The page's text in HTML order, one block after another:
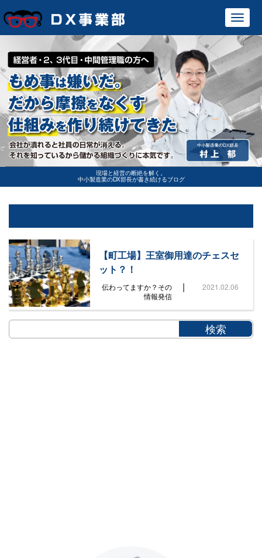
現場と経営の断絶を解く。
中小製造業のDX部長が書き続けるブログ
【町工場】王室御用達のチェスセ
ット？！
伝わってますか？その
情報発信
| 2021.02.06